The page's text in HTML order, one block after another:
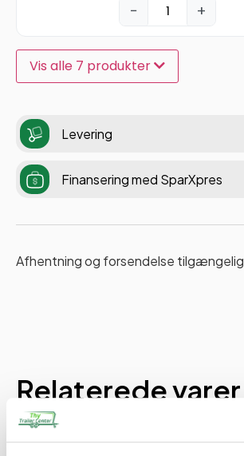
− +
Vis alle 7 produkter
Levering
Finansering med SparXpres
Afhentning og forsendelse tilgængelig
Relaterede varer